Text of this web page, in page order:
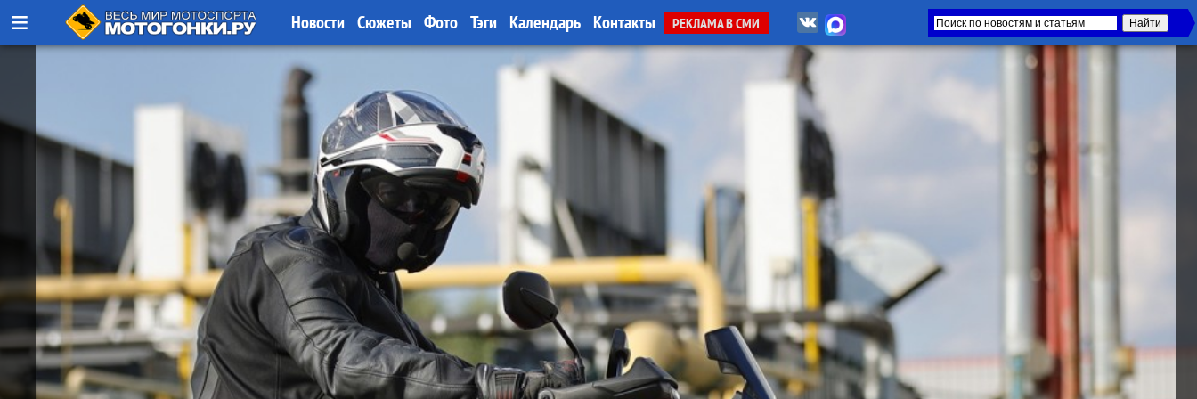
≡ Новости Сюжеты Фото Тэги Календарь Контакты РЕКЛАМА В СМИ